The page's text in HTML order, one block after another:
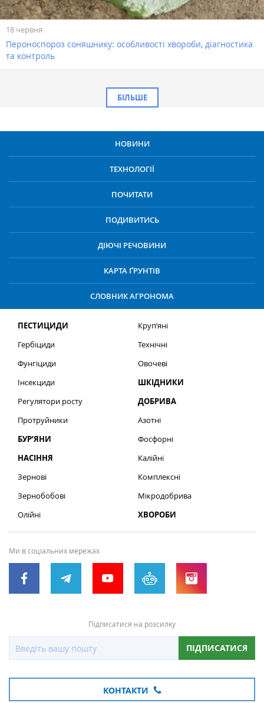
18 червня
Пероноспороз соняшнику: особливості хвороби, діагностика
та контроль
БІЛЬШЕ
НОВИНИ
ТЕХНОЛОГІЇ
ПОЧИТАТИ
ПОДИВИТИСЬ
ДІЮЧІ РЕЧОВИНИ
КАРТА ҐРУНТІВ
СЛОВНИК АГРОНОМА
ПЕСТИЦИДИ
Гербіциди
Фунгіциди
Інсекциди
Регулятори росту
Протруйники
БУР’ЯНИ
НАСІННЯ
Зернові
Зернобобові
Олійні
Круп’яні
Технічні
Овочеві
ШКІДНИКИ
ДОБРИВА
Азотні
Фосфорні
Калійні
Комплексні
Мікродобрива
ХВОРОБИ
Ми в соціальних мережах
Підписатися на розсилку
ПІДПИСАТИСЯ
КОНТАКТИ